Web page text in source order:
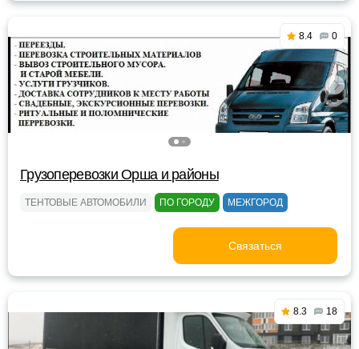
8.4 0
Грузоперевозки Орша и районы
ТЕНТОВЫЕ АВТОМОБИЛИ ПО ГОРОДУ МЕЖГОРОД
Связаться
8.3 18